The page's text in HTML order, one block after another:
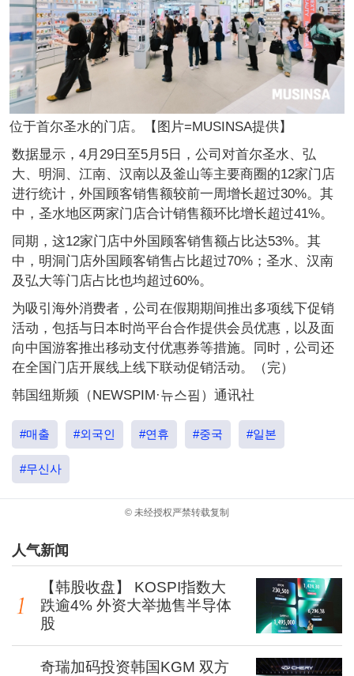
位于首尔圣水的门店。【图片=MUSINSA提供】
数据显示，4月29日至5月5日，公司对首尔圣水、弘
大、明洞、江南、汉南以及釜山等主要商圈的12家门店
进行统计，外国顾客销售额较前一周增长超过30%。其
中，圣水地区两家门店合计销售额环比增长超过41%。
同期，这12家门店中外国顾客销售额占比达53%。其
中，明洞门店外国顾客销售占比超过70%；圣水、汉南
及弘大等门店占比也均超过60%。
为吸引海外消费者，公司在假期期间推出多项线下促销
活动，包括与日本时尚平台合作提供会员优惠，以及面
向中国游客推出移动支付优惠券等措施。同时，公司还
在全国门店开展线上线下联动促销活动。（完）
韩国纽斯频（NEWSPIM·뉴스핌）通讯社
#매출 #외국인 #연휴 #중국 #일본
#무신사
© 未经授权严禁转载复制
人气新闻
【韩股收盘】 KOSPI指数大
跌逾4% 外资大举抛售半导体
股
奇瑞加码投资韩国KGM 双方